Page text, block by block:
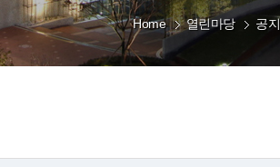
Home 열린마당 공